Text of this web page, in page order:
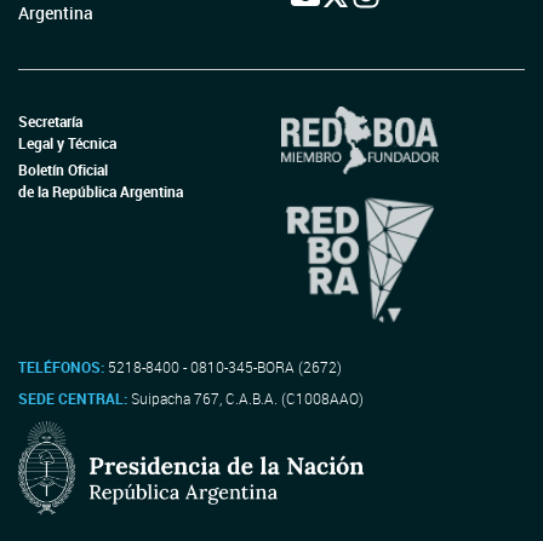
Argentina
Secretaría
Legal y Técnica
Boletín Oficial
de la República Argentina
TELÉFONOS: 5218-8400 - 0810-345-BORA (2672)
SEDE CENTRAL:Suipacha 767, C.A.B.A. (C1008AAO)